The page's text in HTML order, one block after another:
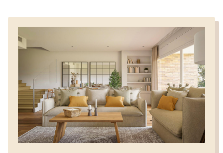
nuestras seguidoras a
decorar su casa